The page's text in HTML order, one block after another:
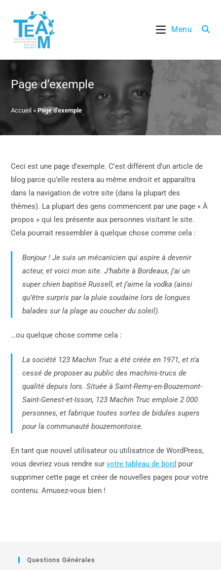
Menu
Page d’exemple
Accueil »Page d’exemple
Ceci est une page d’exemple. C’est différent d’un article de
blog parce qu’elle restera au même endroit et apparaîtra
dans la navigation de votre site (dans la plupart des
thèmes). La plupart des gens commencent par une page « À
propos » qui les présente aux personnes visitant le site.
Cela pourrait ressembler à quelque chose comme cela :
Bonjour ! Je suis un mécanicien qui aspire à devenir
acteur, et voici mon site. J’habite à Bordeaux, j’ai un
super chien baptisé Russell, et j’aime la vodka (ainsi
qu’être surpris par la pluie soudaine lors de longues
balades sur la plage au coucher du soleil).
…ou quelque chose comme cela :
La société 123 Machin Truc a été créée en 1971, et n’a
cessé de proposer au public des machins-trucs de
qualité depuis lors. Située à Saint-Remy-en-Bouzemont-
Saint-Genest-et-Isson, 123 Machin Truc emploie 2 000
personnes, et fabrique toutes sortes de bidules supers
pour la communauté bouzemontoise.
En tant que nouvel utilisateur ou utilisatrice de WordPress,
vous devriez vous rendre survotre tableau de bord pour
supprimer cette page et créer de nouvelles pages pour votre
contenu. Amusez-vous bien !
Questions Générales